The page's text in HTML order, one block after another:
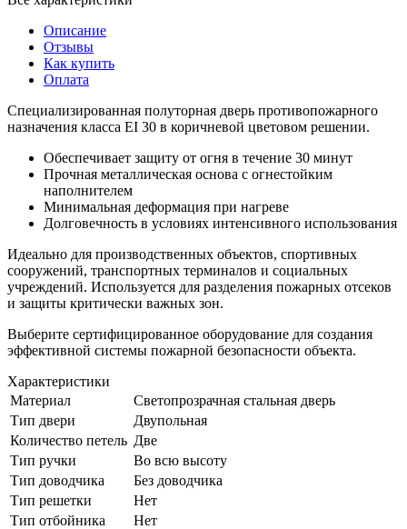
Описание
Отзывы
Как купить
Оплата
Специализированная полуторная дверь противопожарного
назначения класса EI 30 в коричневой цветовом решении.
Обеспечивает защиту от огня в течение 30 минут
Прочная металлическая основа с огнестойким
наполнителем
Минимальная деформация при нагреве
Долговечность в условиях интенсивного использования
Идеально для производственных объектов, спортивных
сооружений, транспортных терминалов и социальных
учреждений. Используется для разделения пожарных отсеков
и защиты критически важных зон.
Выберите сертифицированное оборудование для создания
эффективной системы пожарной безопасности объекта.
Характеристики
Материал
Светопрозрачная стальная дверь
Тип двери
Двупольная
Количество петель Две
Тип ручки
Во всю высоту
Тип доводчика
Без доводчика
Тип решетки
Нет
Тип отбойника
Нет